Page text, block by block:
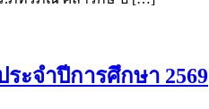
ะจำปีการศึกษา 2569